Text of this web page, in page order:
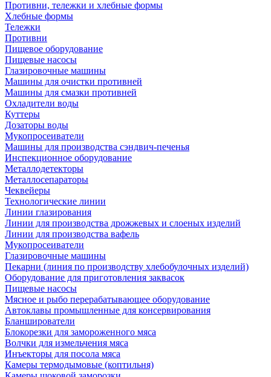
Противни, тележки и хлебные формы
Хлебные формы
Тележки
Противни
Пищевое оборудование
Пищевые насосы
Глазировочные машины
Машины для очистки противней
Машины для смазки противней
Охладители воды
Куттеры
Дозаторы воды
Мукопросеиватели
Машины для производства сэндвич-печенья
Инспекционное оборудование
Металлодетекторы
Металлосепараторы
Чеквейеры
Технологические линии
Линии глазирования
Линии для производства дрожжевых и слоеных изделий
Линии для производства вафель
Мукопросеиватели
Глазировочные машины
Пекарни (линия по производству хлебобулочных изделий)
Оборудование для приготовления заквасок
Пищевые насосы
Мясное и рыбо перерабатывающее оборудование
Автоклавы промышленные для консервирования
Бланширователи
Блокорезки для замороженного мяса
Волчки для измельчения мяса
Инъекторы для посола мяса
Камеры термодымовые (коптильня)